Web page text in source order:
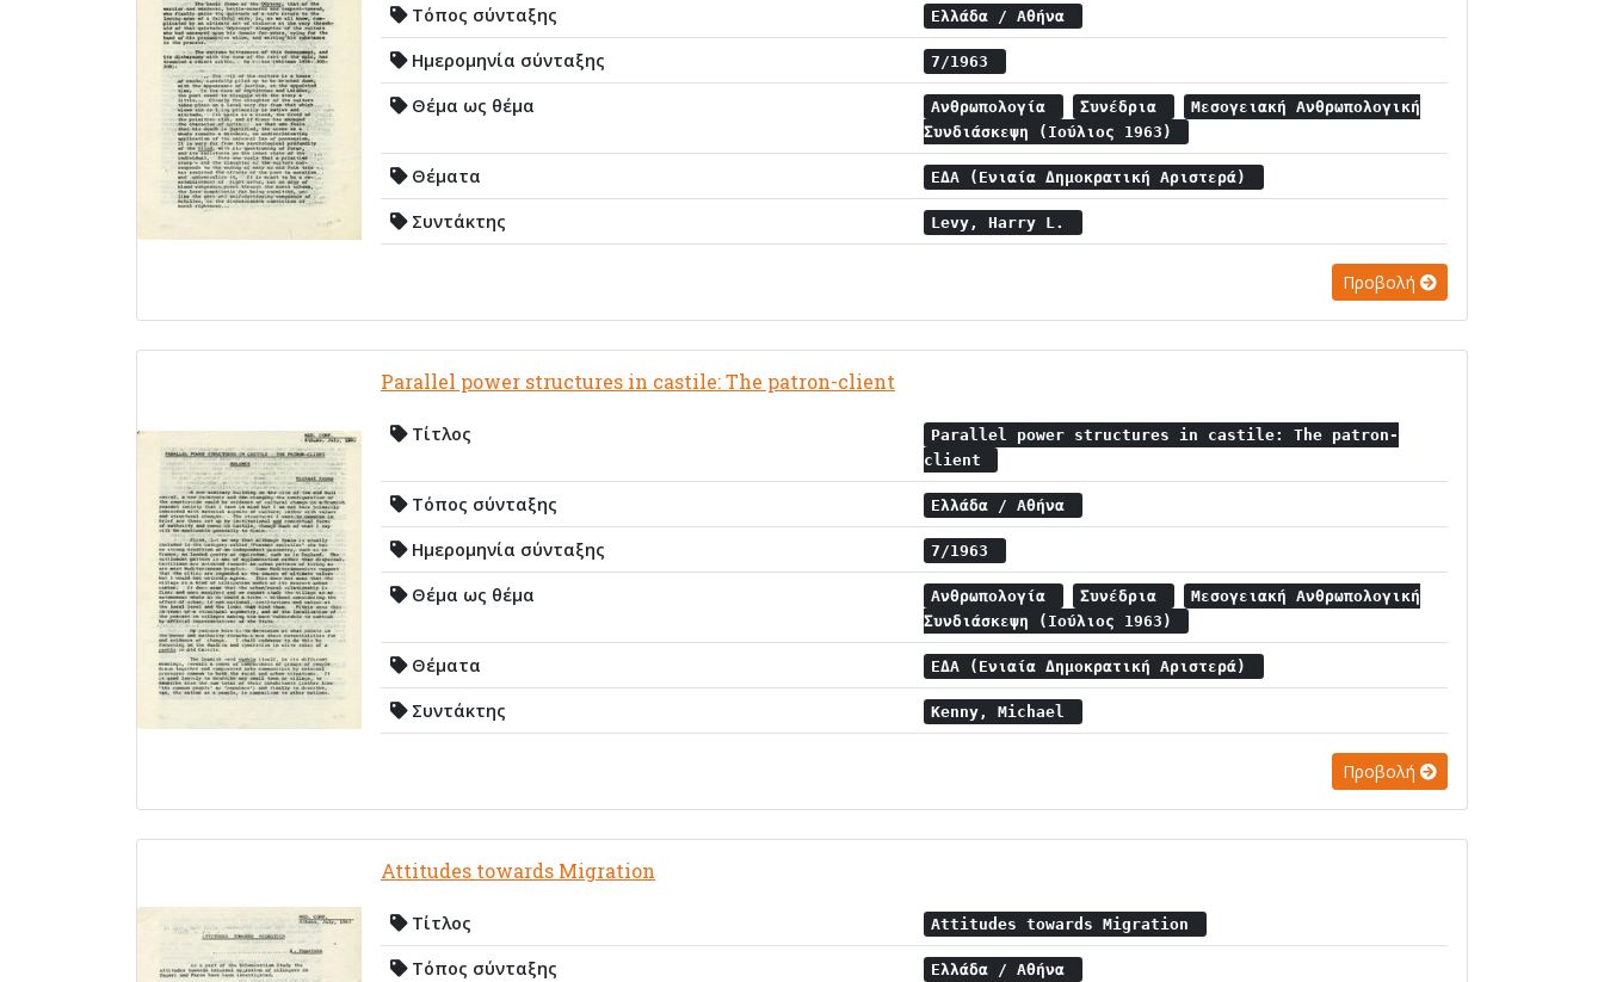
Τόπος σύνταξης Ελλάδα / Αθήνα
Ημερομηνία σύνταξης 7/1963
Θέμα ως θέμα Ανθρωπολογία Συνέδρια
Μεσογειακή Ανθρωπολογική
Συνδιάσκεψη (Ιούλιος 1963)
Θέματα ΕΔΑ (Ενιαία Δημοκρατική Αριστερά)
Συντάκτης Levy, Harry L.
Προβολή
Parallel power structures in castile: The patron-client
Τίτλος
Parallel power structures in castile: The patron-
client
Τόπος σύνταξης Ελλάδα / Αθήνα
Ημερομηνία σύνταξης 7/1963
Θέμα ως θέμα Ανθρωπολογία Συνέδρια
Μεσογειακή Ανθρωπολογική
Συνδιάσκεψη (Ιούλιος 1963)
Θέματα ΕΔΑ (Ενιαία Δημοκρατική Αριστερά)
Συντάκτης Kenny, Michael
Προβολή
Attitudes towards Migration
Τίτλος Attitudes towards Migration
Τόπος σύνταξης Ελλάδα / Αθήνα